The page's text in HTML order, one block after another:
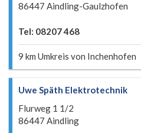
86447 Aindling-Gaulzhofen
Tel: 08207 468
9 km Umkreis von Inchenhofen
Uwe Späth Elektrotechnik
Flurweg 1 1/2
86447 Aindling